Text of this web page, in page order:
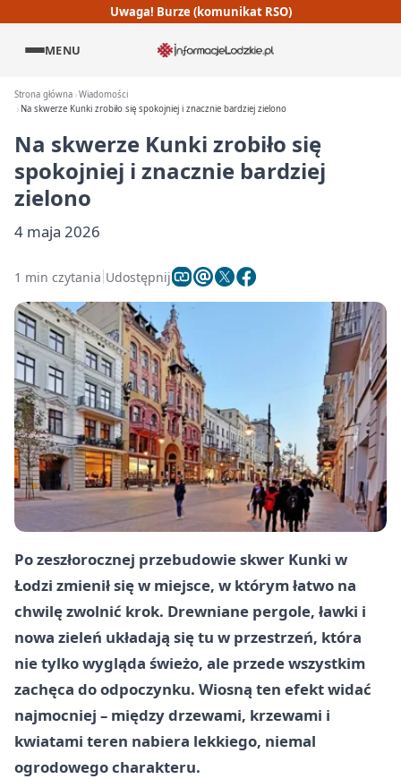
Uwaga! Burze (komunikat RSO)
MENU
Strona główna Wiadomości
Na skwerze Kunki zrobiło się spokojniej i znacznie bardziej zielono
Na skwerze Kunki zrobiło się
spokojniej i znacznie bardziej
zielono
4 maja 2026
1 min czytania Udostępnij
Po zeszłorocznej przebudowie skwer Kunki w
Łodzi zmienił się w miejsce, w którym łatwo na
chwilę zwolnić krok. Drewniane pergole, ławki i
nowa zieleń układają się tu w przestrzeń, która
nie tylko wygląda świeżo, ale przede wszystkim
zachęca do odpoczynku. Wiosną ten efekt widać
najmocniej – między drzewami, krzewami i
kwiatami teren nabiera lekkiego, niemal
ogrodowego charakteru.